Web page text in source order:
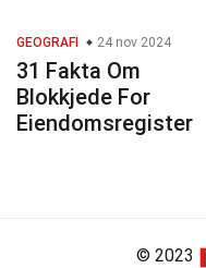
GEOGRAFI 24 nov 2024
31 Fakta Om
Blokkjede For
Eiendomsregister
© 2023